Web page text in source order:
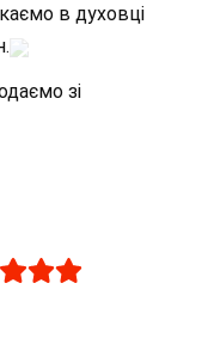
в духовці
зі